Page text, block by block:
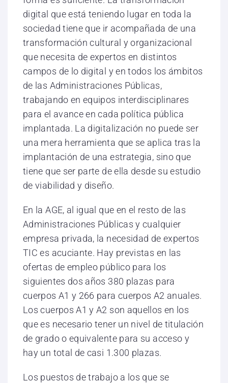
digital que está teniendo lugar en toda la
sociedad tiene que ir acompañada de una
transformación cultural y organizacional
que necesita de expertos en distintos
campos de lo digital y en todos los ámbitos
de las Administraciones Públicas,
trabajando en equipos interdisciplinares
para el avance en cada política pública
implantada. La digitalización no puede ser
una mera herramienta que se aplica tras la
implantación de una estrategia, sino que
tiene que ser parte de ella desde su estudio
de viabilidad y diseño.
En la AGE, al igual que en el resto de las
Administraciones Públicas y cualquier
empresa privada, la necesidad de expertos
TIC es acuciante. Hay previstas en las
ofertas de empleo público para los
siguientes dos años 380 plazas para
cuerpos A1 y 266 para cuerpos A2 anuales.
Los cuerpos A1 y A2 son aquellos en los
que es necesario tener un nivel de titulación
de grado o equivalente para su acceso y
hay un total de casi 1.300 plazas.
Los puestos de trabajo a los que se